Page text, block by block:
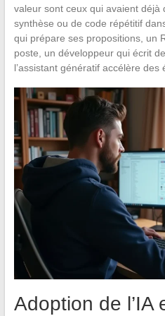
valeur sont ceux qui avaient déjà
synthèse ou de code répétitif
qui prépare ses propositions, un
poste, un développeur qui écrit
l’assistant génératif accélère des
Adoption de l’IA